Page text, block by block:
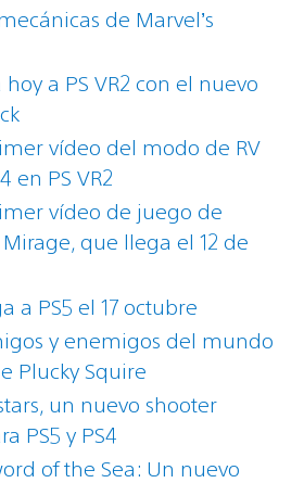
de Marvel’s
a PS VR2 con el nuevo
vídeo del modo de RV
en PS VR2
vídeo de juego de
Mirage, que llega el 12 de
a PS5 el 17 octubre
y enemigos del mundo
Plucky Squire
un nuevo shooter
PS5 y PS4
of the Sea: Un nuevo